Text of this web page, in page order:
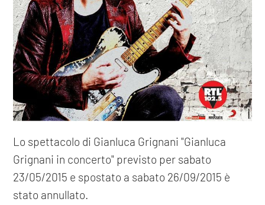
Lo spettacolo di Gianluca Grignani "Gianluca
Grignani in concerto" previsto per sabato
23/05/2015 e spostato a sabato 26/09/2015 è
stato annullato.